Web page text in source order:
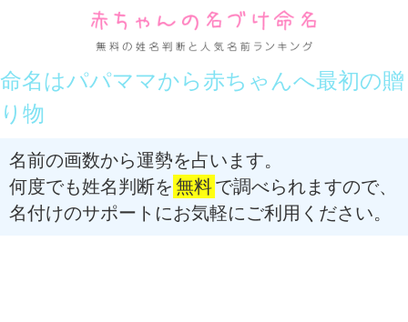
命名はパパママから赤ちゃんへ最初の贈
り物
名前の画数から運勢を占います。
何度でも姓名判断を 無料で調べられますので、
名付けのサポートにお気軽にご利用ください。